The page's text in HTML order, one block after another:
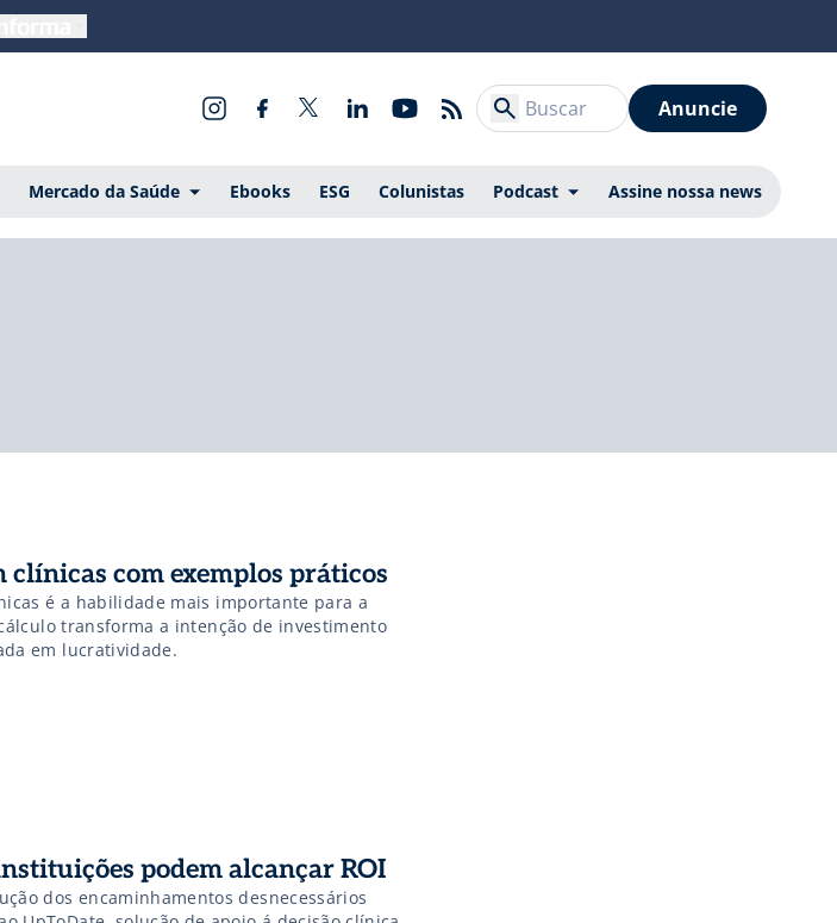
Anuncie
Mercado da Saúde Ebooks ESG Colunistas Podcast Assine nossa news
clínicas com exemplos práticos
é a habilidade mais importante para a
transforma a intenção de investimento
em lucratividade.
podem alcançar ROI
dos encaminhamentos desnecessários